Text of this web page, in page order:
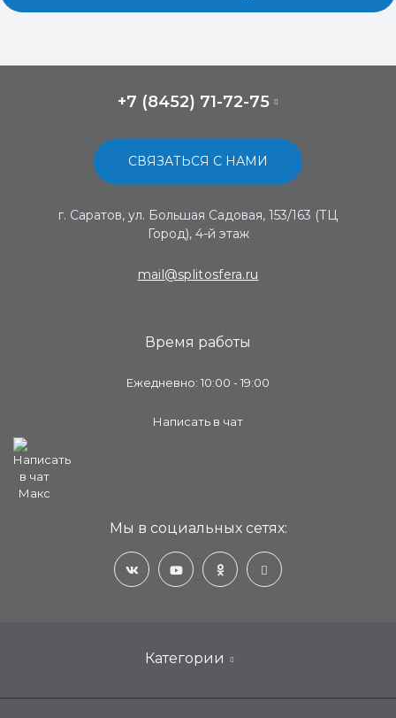
+7 (8452) 71-72-75
СВЯЗАТЬСЯ С НАМИ
г. Саратов, ул. Большая Садовая, 153/163 (ТЦ
Город), 4-й этаж
mail@splitosfera.ru
Категории
Время работы
Ежедневно: 10:00 - 19:00
Написать в чат
Мы в социальных сетях: